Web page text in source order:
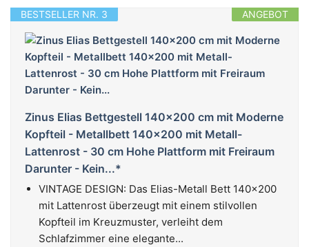
ANGEBOT
BESTSELLER NR. 3
Zinus Elias Bettgestell 140x200 cm mit Moderne
Kopfteil - Metallbett 140x200 mit Metall-
Lattenrost - 30 cm Hohe Plattform mit Freiraum
Darunter - Kein...*
VINTAGE DESIGN: Das Elias-Metall Bett 140x200
mit Lattenrost überzeugt mit einem stilvollen
Kopfteil im Kreuzmuster, verleiht dem
Schlafzimmer eine elegante...